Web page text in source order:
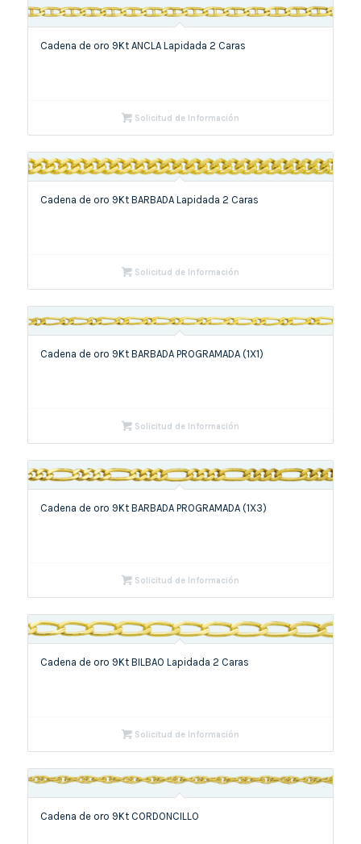
Cadena de oro 9Kt ANCLA Lapidada 2 Caras
Solicitud de Información
Cadena de oro 9Kt BARBADA Lapidada 2 Caras
Solicitud de Información
Cadena de oro 9Kt BARBADA PROGRAMADA (1X1)
Solicitud de Información
Cadena de oro 9Kt BARBADA PROGRAMADA (1X3)
Solicitud de Información
Cadena de oro 9Kt BILBAO Lapidada 2 Caras
Solicitud de Información
Cadena de oro 9Kt CORDONCILLO